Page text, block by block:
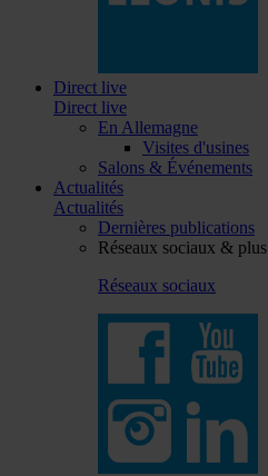
Direct live
Direct live
En Allemagne
Visites d'usines
Salons & Événements
Actualités
Actualités
Dernières publications
Réseaux sociaux & plus
Réseaux sociaux